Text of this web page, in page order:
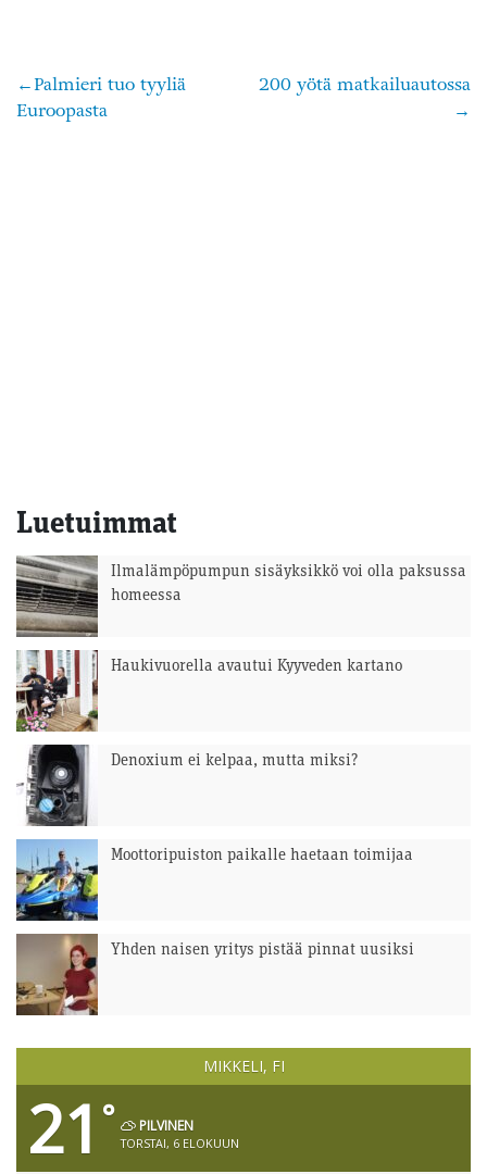
Artikkelien
Palmieri tuo tyyliä
Euroopasta
200 yötä matkailuautossa
Luetuimmat
Ilmalämpöpumpun sisäyksikkö voi olla paksussa
homeessa
Haukivuorella avautui Kyyveden kartano
Denoxium ei kelpaa, mutta miksi?
Moottoripuiston paikalle haetaan toimijaa
Yhden naisen yritys pistää pinnat uusiksi
MIKKELI, FI
21 ° PILVINEN
TORSTAI, 6 ELOKUUN